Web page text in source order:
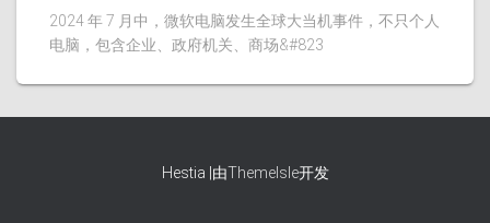
2024 年 7 月中，微软电脑发生全球大当机事件，不只个人
电脑，包含企业、政府机关、商场&#823
Hestia |由ThemeIsle开发